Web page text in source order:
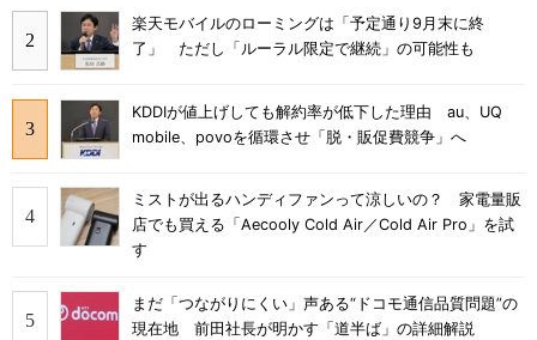
楽天モバイルのローミングは「予定通り9月末に終
了」 ただし「ルーラル限定で継続」の可能性も
KDDIが値上げしても解約率が低下した理由 au、UQ
mobile、povoを循環させ「脱・販促費競争」へ
ミストが出るハンディファンって涼しいの？ 家電量販
店でも買える「Aecooly Cold Air／Cold Air Pro」を試
す
まだ「つながりにくい」声ある“ドコモ通信品質問題”の
現在地 前田社長が明かす「道半ば」の詳細解説